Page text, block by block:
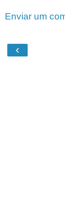
Enviar um
‹